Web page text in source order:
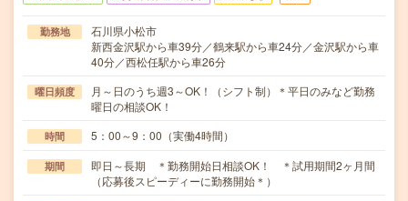
勤務地
石川県小松市
新西金沢駅から車39分／鶴来駅から車24分／金沢駅から車
40分／西松任駅から車26分
曜日頻度
月～日のうち週3～OK！（シフト制）＊平日のみなど勤務
曜日の相談OK！
時間 5：00～9：00（実働4時間）
期間
即日～長期 ＊勤務開始日相談OK！ ＊試用期間2ヶ月間
（応募後スピーディーに勤務開始＊）